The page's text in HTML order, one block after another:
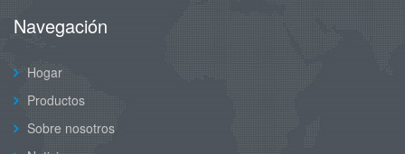
Navegación
Hogar
Productos
Sobre nosotros